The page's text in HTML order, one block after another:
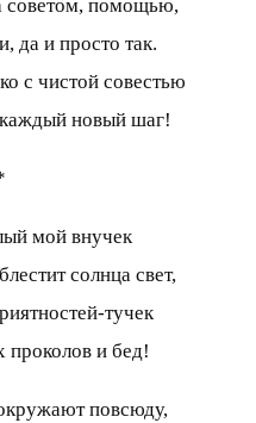
советом, помощью,
да и просто так.
с чистой совестью
новый шаг!
мой внучек
солнца свет,
тучек
и бед!
повсюду,